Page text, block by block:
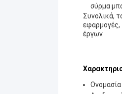
σύρμα
Συνολικά,
εφαρμογές,
έργων.